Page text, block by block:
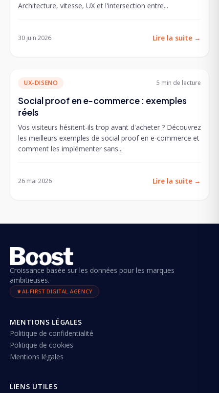
Architecture, vitesse, UX et l'intersection entre...
30 juin 2026 Lire la suite →
UX-DISENO 5 min de lecture
Social proof en e-commerce : exemples
réels
Vos visiteurs hésitent-ils trop avant d'acheter ? Découvrez
les meilleurs exemples de social proof en e-commerce et
comment les implémenter sans...
26 mai 2026 Lire la suite →
Croissance basée sur les données pour les marques
ambitieuses.
AI-FIRST DIGITAL AGENCY
MENTIONS LÉGALES
Politique de confidentialité
Politique de cookies
Mentions légales
LIENS UTILES